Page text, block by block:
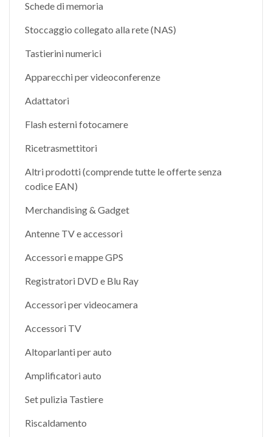
Schede di memoria
Stoccaggio collegato alla rete (NAS)
Tastierini numerici
Apparecchi per videoconferenze
Adattatori
Flash esterni fotocamere
Ricetrasmettitori
Altri prodotti (comprende tutte le offerte senza
codice EAN)
Merchandising & Gadget
Antenne TV e accessori
Accessori e mappe GPS
Registratori DVD e Blu Ray
Accessori per videocamera
Accessori TV
Altoparlanti per auto
Amplificatori auto
Set pulizia Tastiere
Riscaldamento